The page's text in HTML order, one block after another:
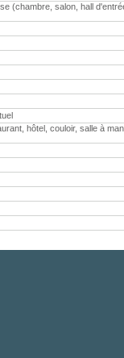
(chambre, salon, hall
hôtel, couloir, salle à